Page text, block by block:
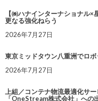
【㈱ハナインターナショナル
更なる強化ねらう
2026年7月27日
東京ミッドタウン八重洲でロ
2026年7月27日
上組／コンテナ物流最適化サ
「OneStream株式会社」への